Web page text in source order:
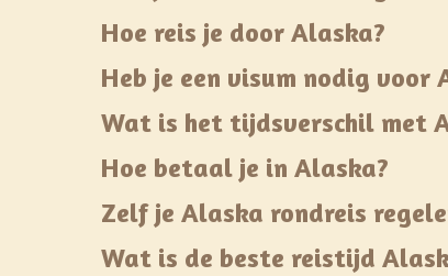
Hoe reis je door Alaska?
Heb je een visum nodig voor
Wat is het tijdsverschil met
Hoe betaal je in Alaska?
Zelf je Alaska rondreis
Wat is de beste reistijd